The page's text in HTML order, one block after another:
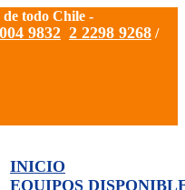
de todo Chile -
9832 2 2298 9268 /
INICIO
EQUIPOS